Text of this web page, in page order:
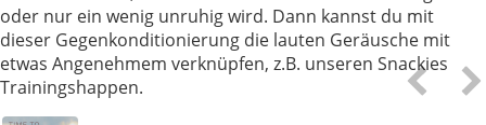
oder nur ein wenig unruhig wird. Dann kannst du mit
dieser Gegenkonditionierung die lauten Geräusche mit
etwas Angenehmem verknüpfen, z.B. unseren Snackies
Trainingshappen.